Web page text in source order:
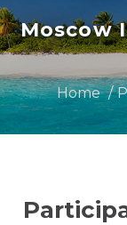
Moscow
Home